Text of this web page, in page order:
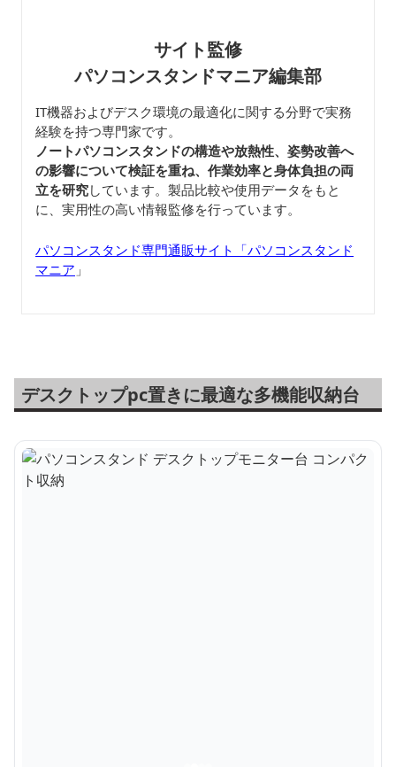
サイト監修
パソコンスタンドマニア編集部
IT機器およびデスク環境の最適化に関する分野で実務
経験を持つ専門家です。
ノートパソコンスタンドの構造や放熱性、姿勢改善へ
の影響について検証を重ね、作業効率と身体負担の両
立を研究しています。製品比較や使用データをもと
に、実用性の高い情報監修を行っています。
パソコンスタンド専門通販サイト「パソコンスタンド
マニア 」
デスクトップpc置きに最適な多機能収納台